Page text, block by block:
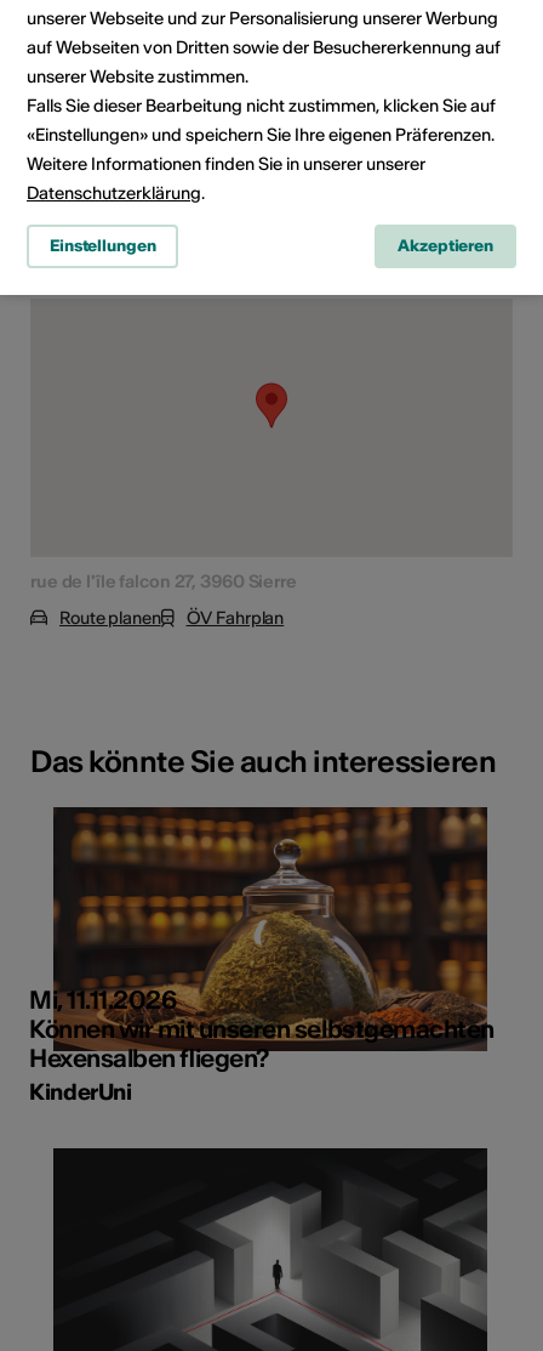
Mitarbeiter und Verantwortlich
Kulturinstitutionen,
Kulturverantwortliche
politische Vertreter,
Interessierte,
Geisteswissenschaften
Kursort
rue de l'île falcon 27, 3960 Sierre
Route planen
ÖV Fahrplan
Das könnte Sie auch interessieren
Mi, 11.11.2026
Können wir mit unseren selbstgemachten
Hexensalben fliegen?
KinderUni
unserer Webseite und zur Personalisierung unserer Werbung
auf Webseiten von Dritten sowie der Besuchererkennung auf
unserer Website zustimmen.
Falls Sie dieser Bearbeitung nicht zustimmen, klicken Sie auf
«Einstellungen» und speichern Sie Ihre eigenen Präferenzen.
Weitere Informationen finden Sie in unserer unserer
Datenschutzerklärung.
Einstellungen Akzeptieren